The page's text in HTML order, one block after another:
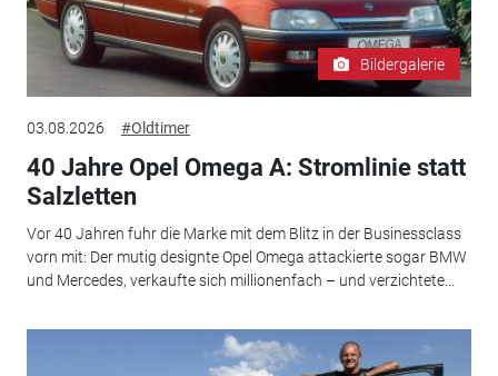
Bildergalerie
03.08.2026 #Oldtimer
40 Jahre Opel Omega A: Stromlinie statt
Salzletten
Vor 40 Jahren fuhr die Marke mit dem Blitz in der Businessclass
vorn mit: Der mutig designte Opel Omega attackierte sogar BMW
und Mercedes, verkaufte sich millionenfach – und verzichtete...